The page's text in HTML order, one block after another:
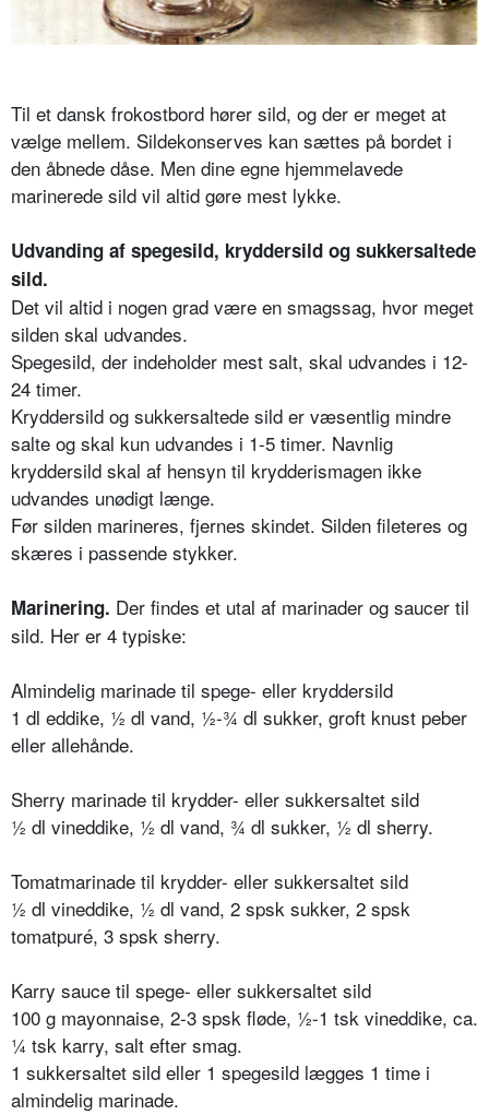
Til et dansk frokostbord hører sild, og der er meget at
vælge mellem. Sildekonserves kan sættes på bordet i
den åbnede dåse. Men dine egne hjemmelavede
marinerede sild vil altid gøre mest lykke.
Udvanding af spegesild, kryddersild og sukkersaltede
sild.
Det vil altid i nogen grad være en smagssag, hvor meget
silden skal udvandes.
Spegesild, der indeholder mest salt, skal udvandes i 12-
24 timer.
Kryddersild og sukkersaltede sild er væsentlig mindre
salte og skal kun udvandes i 1-5 timer. Navnlig
kryddersild skal af hensyn til krydderismagen ikke
udvandes unødigt længe.
Før silden marineres, fjernes skindet. Silden fileteres og
skæres i passende stykker.
Marinering. Der findes et utal af marinader og saucer til
sild. Her er 4 typiske:
Almindelig marinade til spege- eller kryddersild
1 dl eddike, ½ dl vand, ½-¾ dl sukker, groft knust peber
eller allehånde.
Sherry marinade til krydder- eller sukkersaltet sild
½ dl vineddike, ½ dl vand, ¾ dl sukker, ½ dl sherry.
Tomatmarinade til krydder- eller sukkersaltet sild
½ dl vineddike, ½ dl vand, 2 spsk sukker, 2 spsk
tomatpuré, 3 spsk sherry.
Karry sauce til spege- eller sukkersaltet sild
100 g mayonnaise, 2-3 spsk fløde, ½-1 tsk vineddike, ca.
¼ tsk karry, salt efter smag.
1 sukkersaltet sild eller 1 spegesild lægges 1 time i
almindelig marinade.